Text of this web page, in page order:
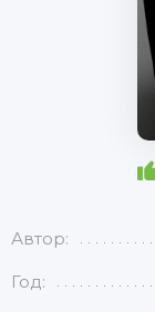
Автор:
Год: